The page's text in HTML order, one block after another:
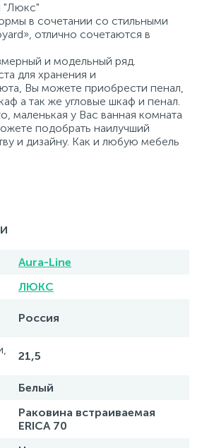
"Люкс"
в сочетании со стильными
отлично сочетаются в
и модельный ряд.
для хранения и
Вы можете приобрести пенал,
а так же угловые шкаф и пенал.
маленькая у Вас ванная комната
подобрать наилучший
и дизайну. Как и любую мебель
Aura-Line
ЛЮКС
Россия
21,5
Белый
Раковина встраиваемая
ERICA 70